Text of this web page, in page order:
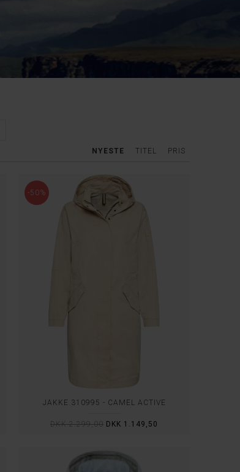
NYESTE TITEL PRIS
-50%
JAKKE 310995 - CAMEL ACTIVE
DKK 2.299,00 DKK 1.149,50